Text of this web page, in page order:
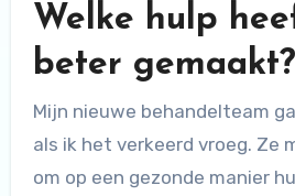
Welke hulp
beter gemaakt?
Mijn nieuwe behandelteam
als ik het verkeerd vroeg. Ze
om op een gezonde manier